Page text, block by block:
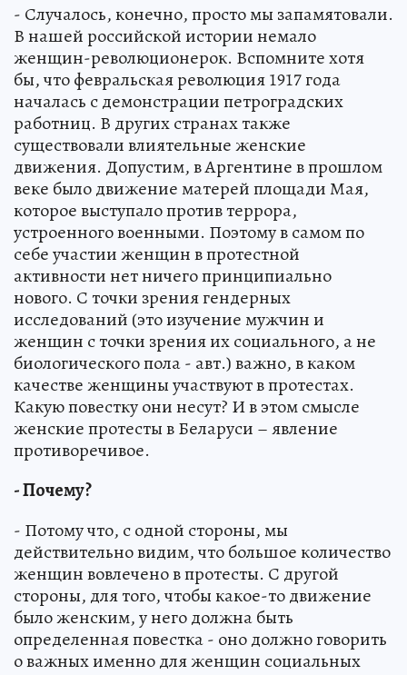
- Случалось, конечно, просто мы запамятовали.
В нашей российской истории немало
женщин-революционерок. Вспомните хотя
бы, что февральская революция 1917 года
началась с демонстрации петроградских
работниц. В других странах также
существовали влиятельные женские
движения. Допустим, в Аргентине в прошлом
веке было движение матерей площади Мая,
которое выступало против террора,
устроенного военными. Поэтому в самом по
себе участии женщин в протестной
активности нет ничего принципиально
нового. С точки зрения гендерных
исследований (это изучение мужчин и
женщин с точки зрения их социального, а не
биологического пола - авт.) важно, в каком
качестве женщины участвуют в протестах.
Какую повестку они несут? И в этом смысле
женские протесты в Беларуси – явление
противоречивое.
- Почему?
- Потому что, с одной стороны, мы
действительно видим, что большое количество
женщин вовлечено в протесты. С другой
стороны, для того, чтобы какое-то движение
было женским, у него должна быть
определенная повестка - оно должно говорить
о важных именно для женщин социальных